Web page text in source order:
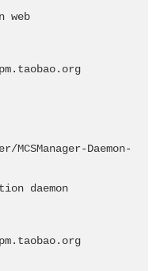
web
Daemon-
daemon